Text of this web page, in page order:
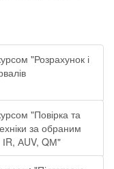
"Розрахунок і
"Повірка та
за обраним
АUV, QМ"